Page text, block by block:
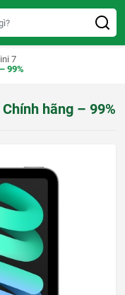
7
99%
hãng – 99%